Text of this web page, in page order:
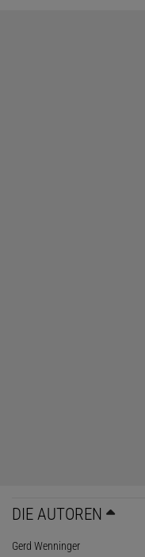
DIE AUTOREN
Gerd Wenninger